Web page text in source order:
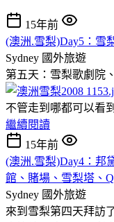
15年前
(澳洲.雪梨)Day5：雪
Sydney 國外旅遊
第五天：雪梨歌劇院
不管走到哪都可以看
繼續閱讀
15年前
(澳洲.雪梨)Day4：邦
館、賭場、雪梨塔、
Sydney 國外旅遊
來到雪梨第四天拜訪